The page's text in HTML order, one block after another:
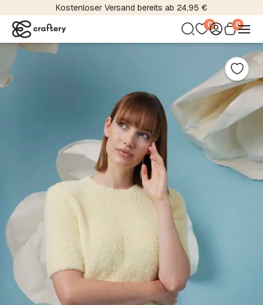
Kostenloser Versand bereits ab 24,95 €
0 0